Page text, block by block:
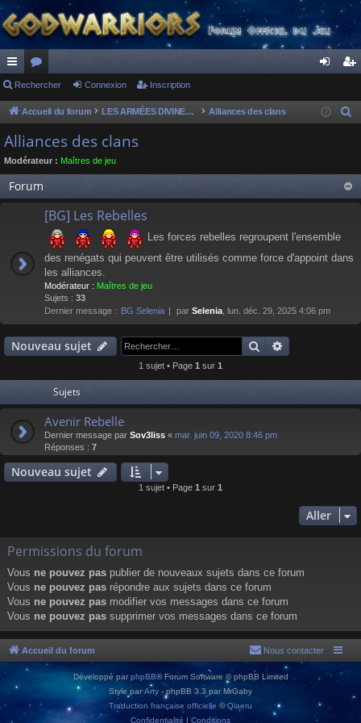
ac
co
ur
ci
s
or
u
s
ne cri
Rechercher Connexion Inscription
Accueil du forum LES ARMÉES DIVINES - FORUMS DE CLAN Alliances des clans
r
Alliances des clans
Modérateur : Maîtres de jeu
Forum
[BG] Les Rebelles
Les forces rebelles regroupent l'ensemble
des renégats qui peuvent être utilisés comme force d'appoint dans
les alliances.
Modérateur : Maîtres de jeu
Sujets : 33
Dernier message : BG Selenia par Selenia , lun. déc. 29, 2025 4:06 pm
Nouveau sujet Rechercher
1 sujet • Page 1 sur 1
Sujets
Avenir Rebelle
Dernier message par Sov3liss « mar. juin 09, 2020 8:46 pm
Réponses : 7
Nouveau sujet
1 sujet • Page 1 sur 1
Aller
Permissions du forum
Vous ne pouvez pas publier de nouveaux sujets dans ce forum
Vous ne pouvez pas répondre aux sujets dans ce forum
Vous ne pouvez pas modifier vos messages dans ce forum
Vous ne pouvez pas supprimer vos messages dans ce forum
Accueil du forum Nous contacter
Développé par phpBB® Forum Software © phpBB Limited
Style parArty - phpBB 3.3 par MrGaby
Traduction française officielle ©Qiaeru
Confidentialité | Conditions